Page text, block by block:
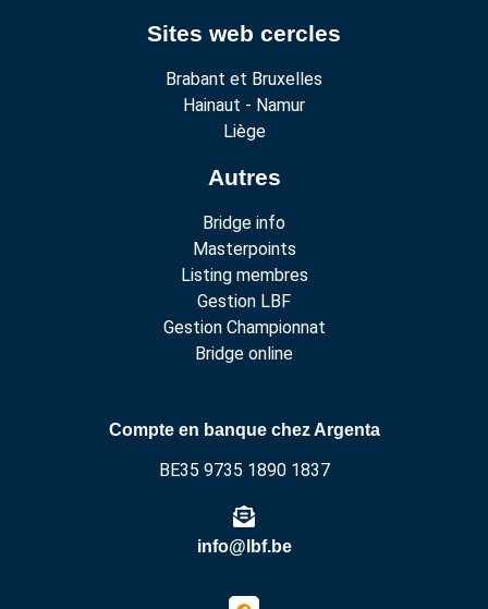
Sites web cercles
Brabant et Bruxelles
Hainaut - Namur
Liège
Autres
Bridge info
Masterpoints
Listing membres
Gestion LBF
Gestion Championnat
Bridge online
Compte en banque chez Argenta
BE35 9735 1890 1837
info@lbf.be